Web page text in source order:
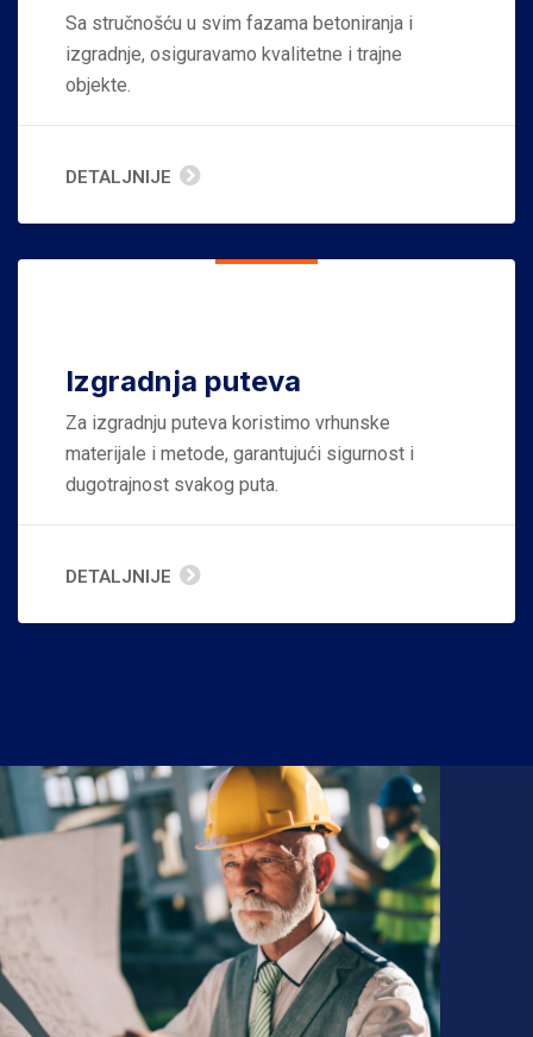
Sa stručnošću u svim fazama betoniranja i
izgradnje, osiguravamo kvalitetne i trajne
objekte.
DETALJNIJE
Izgradnja puteva
Za izgradnju puteva koristimo vrhunske
materijale i metode, garantujući sigurnost i
dugotrajnost svakog puta.
DETALJNIJE